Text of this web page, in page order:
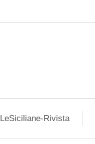
LeSiciliane-Rivista